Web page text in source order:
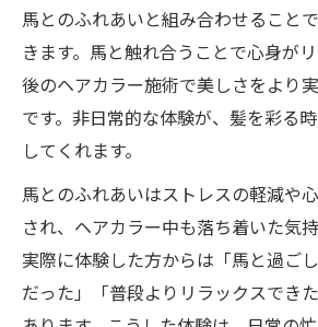
髪・ヘアカラー・トリート
髪に優しいトリートメント体験
髪を守るためのトリートメ
ヘアカラーと相性抜群のケ
髪と心に寄り添う体験のコ
美髪を叶えるヘアカラー
馬とのふれあいと組み合わせること
きます。馬と触れ合うことで心身が
後のヘアカラー施術で美しさをより
です。非日常的な体験が、髪を彩る
してくれます。
馬とのふれあいはストレスの軽減や
され、ヘアカラー中も落ち着いた気
実際に体験した方からは「馬と過ご
だった」「普段よりリラックスでき